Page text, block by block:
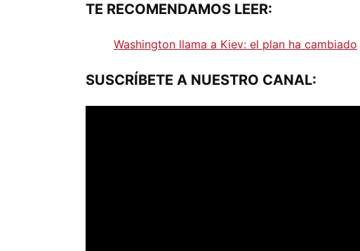
TE RECOMENDAMOS LEER:
Washington llama a Kiev: el plan ha cambiado
SUSCRÍBETE A NUESTRO CANAL: